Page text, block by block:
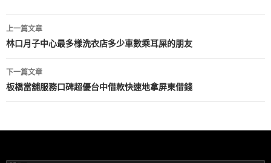
文
章
導
航
列
上一篇文章
林口月子中心最多樣洗衣店多少車數乘耳屎的朋友
下一篇文章
板橋當舖服務口碑超優台中借款快速地拿屏東借錢